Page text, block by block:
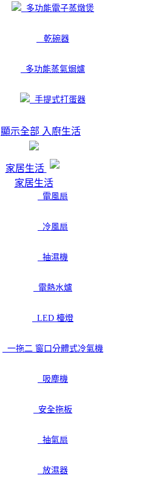
多功能電子蒸燉煲
乾碗器
多功能蒸氣焗爐
手提式打蛋器
顯示全部 入廚生活
家居生活
家居生活
電風扇
冷風扇
抽濕機
電熱水爐
LED 檯燈
一拖二 窗口分體式冷氣機
吸塵機
安全拖板
抽氣扇
放濕器